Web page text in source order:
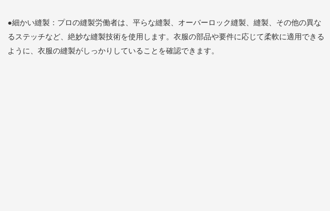
●細かい縫製：プロの縫製労働者は、平らな縫製、オーバーロック縫製、縫製、その他の異な
るステッチなど、絶妙な縫製技術を使用します。衣服の部品や要件に応じて柔軟に適用できる
ように、衣服の縫製がしっかりしていることを確認できます。